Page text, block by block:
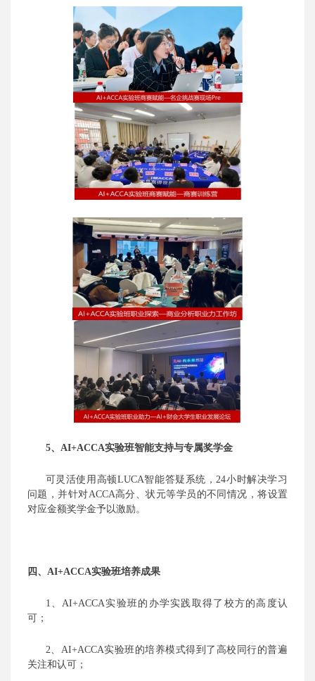
5、AI+ACCA实验班智能支持与专属奖学金
可灵活使用高顿LUCA智能答疑系统，24小时解决学习
问题，并针对ACCA高分、状元等学员的不同情况，将设置
对应金额奖学金予以激励。
四、 AI+ACCA实验班培养成果
1、AI+ACCA实验班的办学实践取得了校方的高度认
可；
2、 AI+ACCA实验班的培养模式得到了高校同行的普遍
关注和认可；